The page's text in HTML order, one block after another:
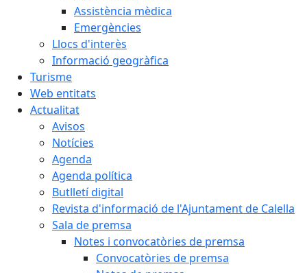
Assistència mèdica
Emergències
Llocs d'interès
Informació geogràfica
Turisme
Web entitats
Actualitat
Avisos
Notícies
Agenda
Agenda política
Butlletí digital
Revista d'informació de l'Ajuntament de Calella
Sala de premsa
Notes i convocatòries de premsa
Convocatòries de premsa